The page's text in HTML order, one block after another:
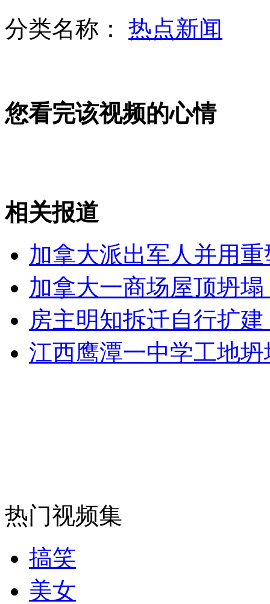
高分落榜低分录取 招生办称"四舍五入"
山西运城恶犬咬伤多人 警民合力深夜将其击毙
女孩北京地铁殴打老人 痛下狠手拳打脚踢
安徽一实载49人客车翻车
走！跟着总书记去植树
分类名称： 热点新闻
您看完该视频的心情
相关报道
加拿大派出军人并用
加拿大一商场屋顶坍
房主明知拆迁自行扩
江西鹰潭一中学工地
热门视频集
搞笑
美女